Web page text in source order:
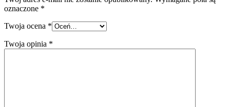
oznaczone *
Twoja ocena *
Twoja opinia *